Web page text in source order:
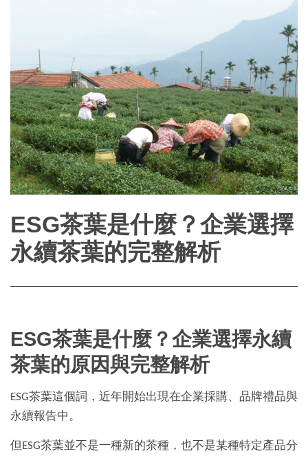
ESG茶葉是什麼？企業選擇
永續茶葉的完整解析
ESG茶葉是什麼？企業選擇永續
茶葉的原因與完整解析
ESG茶葉這個詞，近年開始出現在企業採購、品牌禮品與
永續報告中。
但ESG茶葉並不是一種新的茶種，也不是某種特定產品分